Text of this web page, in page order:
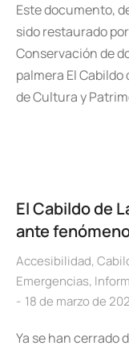
Este documento,
sido restaurado
Conservación de
palmera El Cabildo
de Cultura y
El Cabildo de
ante
Accesibilidad,
Emergencias,
18 de marzo de
Ya se han cerrado